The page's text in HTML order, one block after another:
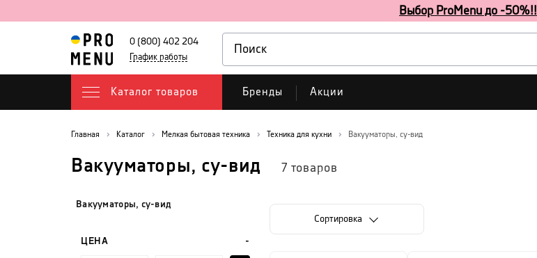
Выбор ProMenu до -50%!!
0 (800) 402 204
График работы
Каталог товаров Бренды Акции
Главная Каталог Мелкая бытовая техника Техника для кухни Вакууматоры, су-вид
Вакууматоры, су-вид 7 товаров
Вакууматоры, су-вид
ЦЕНА
Cортировка